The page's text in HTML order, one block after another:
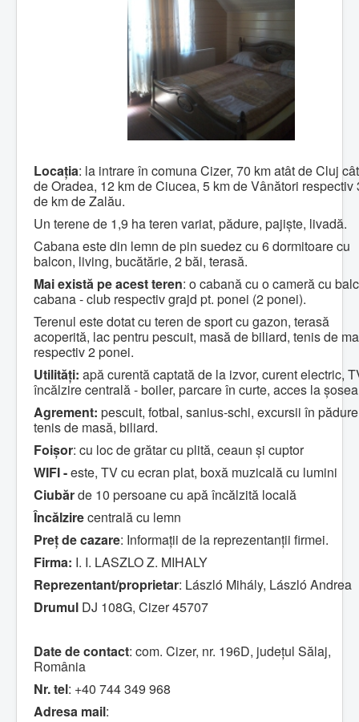
Locaţia: la intrare în comuna Cizer, 70 km atât de Cluj
de Oradea, 12 km de Ciucea, 5 km de Vânători respectiv
de km de Zalău.
Un terene de 1,9 ha teren variat, pădure, pajişte, livadă.
Cabana este din lemn de pin suedez cu 6 dormitoare cu
balcon, living, bucătărie, 2 băi, terasă.
Mai există pe acest teren: o cabană cu o cameră cu
cabana - club respectiv grajd pt. ponei (2 ponei).
Terenul este dotat cu teren de sport cu gazon, terasă
acoperită, lac pentru pescuit, masă de biliard, tenis de
respectiv 2 ponei.
Utilităţi: apă curentă captată de la izvor, curent electric,
încălzire centrală - boiler, parcare în curte, acces la
Agrement: pescuit, fotbal, sanius-schi, excursii în
tenis de masă, biliard.
Foişor: cu loc de grătar cu plită, ceaun şi cuptor
WIFI -este, TV cu ecran plat, boxă muzicală cu lumini
Ciubărde 10 persoane cu apă încălzită locală
Încălzirecentrală cu lemn
Preţ de cazare: Informaţii de la reprezentanţii firmei.
Firma: I. I. LASZLO Z. MIHALY
Reprezentant/proprietar: László Mihály, László Andrea
Drumul DJ 108G, Cizer 45707
Date de contact: com. Cizer, nr. 196D, judeţul Sălaj,
România
Nr. tel: +40 744 349 968
Adresa mail: